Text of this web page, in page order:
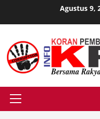
Agustus 9,
Primary